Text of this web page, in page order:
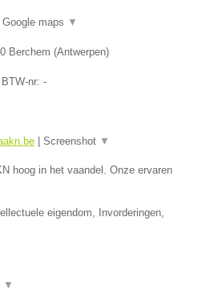
Google maps ▼
Berchem (Antwerpen)
, BTW-nr: -
Screenshot ▼
hoog in het vaandel. Onze ervaren
eigendom, Invorderingen,
▼